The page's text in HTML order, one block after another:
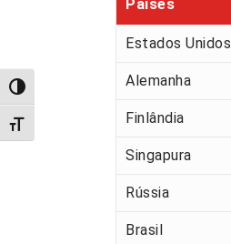
Alternar alto contraste
Alternar tamanho da fonte
Países
Estados Unidos
Alemanha
Finlândia
Singapura
Rússia
Brasil